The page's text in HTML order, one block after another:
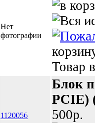
Нет
фотографии
Товар
1120056
Блок
PCIE)
500p.